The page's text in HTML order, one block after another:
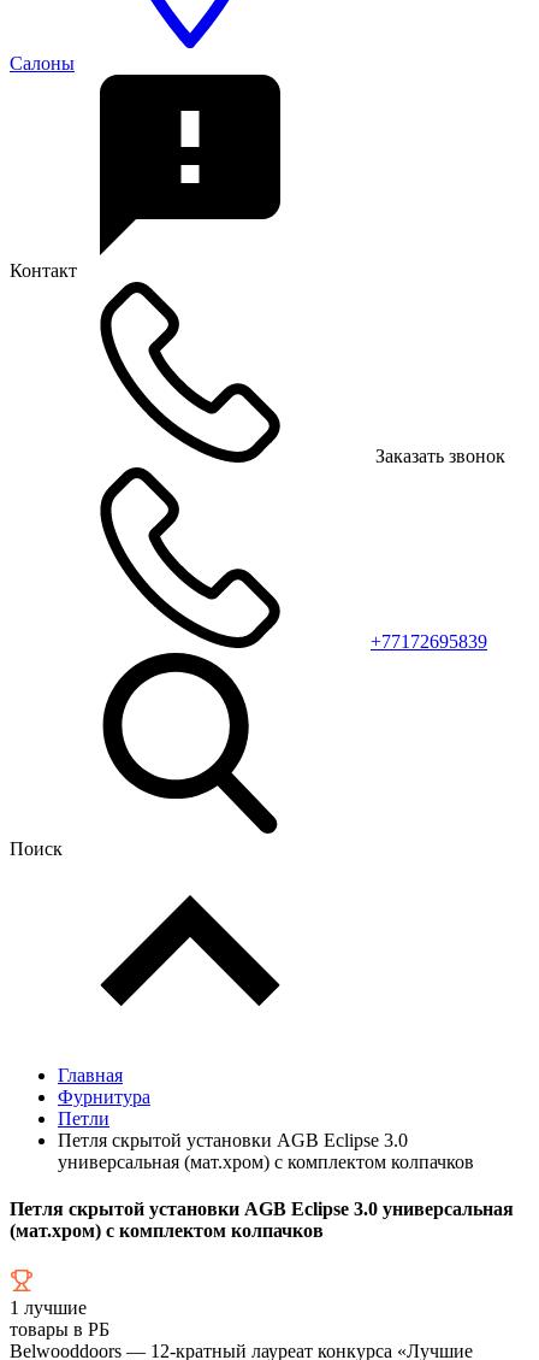
Салоны
Контакт
Заказать звонок
+77172695839
Поиск
Главная
Фурнитура
Петли
Петля скрытой установки AGB Eclipse 3.0
универсальная (мат.хром) с комплектом колпачков
Петля скрытой установки AGB Eclipse 3.0 универсальная
(мат.хром) с комплектом колпачков
1 лучшие
товары в РБ
Belwooddoors — 12-кратный лауреат конкурса «Лучшие